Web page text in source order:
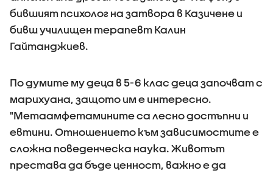
бившият психолог на затвора в Казичене и
бивш училищен терапевт Калин
Гайтанджиев.
По думите му деца в 5-6 клас деца започват с
марихуана, защото им е интересно.
"Метаамфетамините са лесно достъпни и
евтини. Отношението към зависимостите е
сложна поведенческа наука. Животът
престава да бъде ценност, важно е да